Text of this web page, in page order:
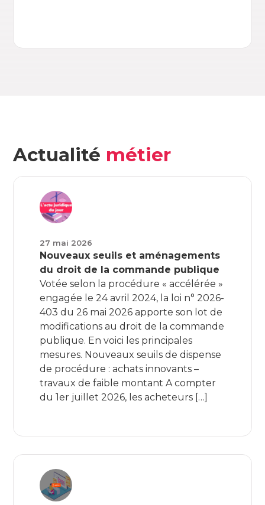
Actualité métier
27 mai 2026
Nouveaux seuils et aménagements
du droit de la commande publique
Votée selon la procédure « accélérée »
engagée le 24 avril 2024, la loi n° 2026-
403 du 26 mai 2026 apporte son lot de
modifications au droit de la commande
publique. En voici les principales
mesures. Nouveaux seuils de dispense
de procédure : achats innovants –
travaux de faible montant A compter
du 1er juillet 2026, les acheteurs […]